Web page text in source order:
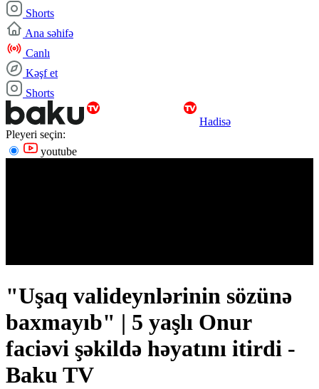
Shorts
Ana səhifə
Canlı
Kəşf et
Shorts
Hadisə
Pleyeri seçin:
youtube
"Uşaq valideynlərinin sözünə
baxmayıb" | 5 yaşlı Onur
faciəvi şəkildə həyatını itirdi -
Baku TV